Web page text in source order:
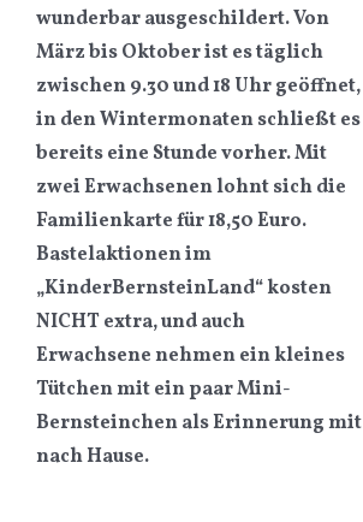
wunderbar ausgeschildert. Von
März bis Oktober ist es täglich
zwischen 9.30 und 18 Uhr geöffnet,
in den Wintermonaten schließt es
bereits eine Stunde vorher. Mit
zwei Erwachsenen lohnt sich die
Familienkarte für 18,50 Euro.
Bastelaktionen im
„KinderBernsteinLand“ kosten
NICHT extra, und auch
Erwachsene nehmen ein kleines
Tütchen mit ein paar Mini-
Bernsteinchen als Erinnerung mit
nach Hause.